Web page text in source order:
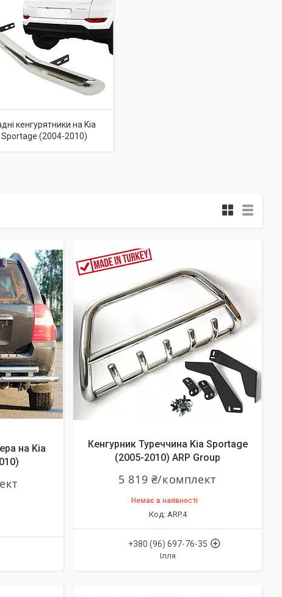
кенгурятники на Kia
Sportage (2004-2010)
на Kia
Кенгурник Туреччина Kia Sportage
(2005-2010) ARP Group
5 819 ₴/комплект
Немає в наявності
ARP.4
+380 (96) 697-76-35
Ілля